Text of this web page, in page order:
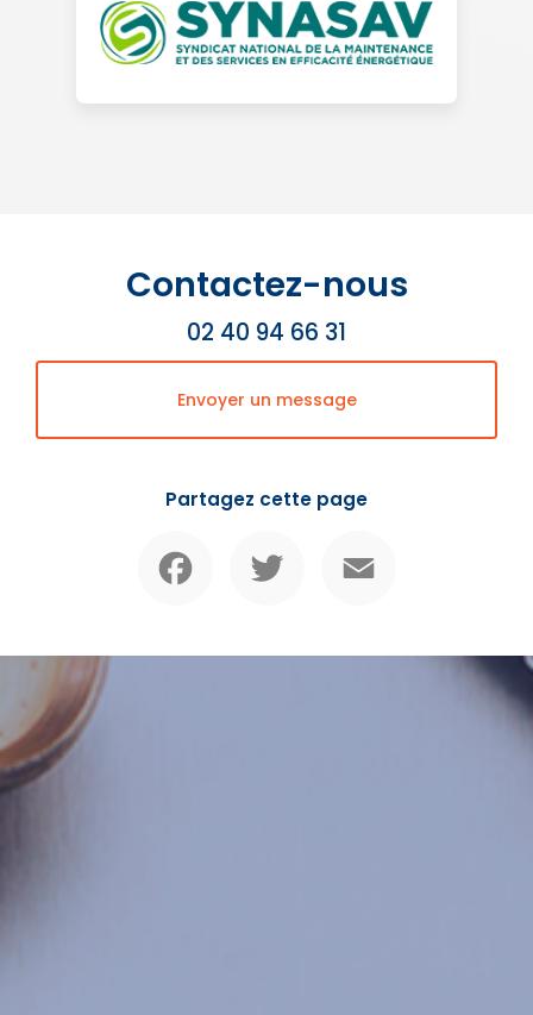
Contactez-nous
02 40 94 66 31
Envoyer un message
Partagez cette page